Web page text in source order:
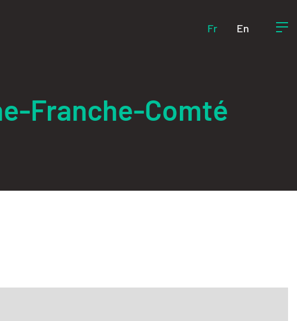
Fr En
Franche-Comté